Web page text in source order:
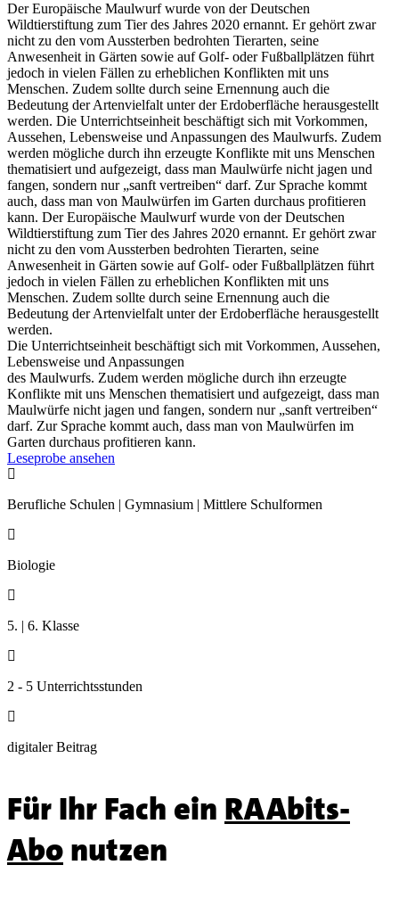
Der Europäische Maulwurf wurde von der Deutschen
Wildtierstiftung zum Tier des Jahres 2020 ernannt. Er gehört zwar
nicht zu den vom Aussterben bedrohten Tierarten, seine
Anwesenheit in Gärten sowie auf Golf- oder Fußballplätzen führt
jedoch in vielen Fällen zu erheblichen Konflikten mit uns
Menschen. Zudem sollte durch seine Ernennung auch die
Bedeutung der Artenvielfalt unter der Erdoberfläche herausgestellt
werden. Die Unterrichtseinheit beschäftigt sich mit Vorkommen,
Aussehen, Lebensweise und Anpassungen des Maulwurfs. Zudem
werden mögliche durch ihn erzeugte Konflikte mit uns Menschen
thematisiert und aufgezeigt, dass man Maulwürfe nicht jagen und
fangen, sondern nur „sanft vertreiben“ darf. Zur Sprache kommt
auch, dass man von Maulwürfen im Garten durchaus profitieren
kann. Der Europäische Maulwurf wurde von der Deutschen
Wildtierstiftung zum Tier des Jahres 2020 ernannt. Er gehört zwar
nicht zu den vom Aussterben bedrohten Tierarten, seine
Anwesenheit in Gärten sowie auf Golf- oder Fußballplätzen führt
jedoch in vielen Fällen zu erheblichen Konflikten mit uns
Menschen. Zudem sollte durch seine Ernennung auch die
Bedeutung der Artenvielfalt unter der Erdoberfläche herausgestellt
werden.
Die Unterrichtseinheit beschäftigt sich mit Vorkommen, Aussehen,
Lebensweise und Anpassungen
des Maulwurfs. Zudem werden mögliche durch ihn erzeugte
Konflikte mit uns Menschen thematisiert und aufgezeigt, dass man
Maulwürfe nicht jagen und fangen, sondern nur „sanft vertreiben“
darf. Zur Sprache kommt auch, dass man von Maulwürfen im
Garten durchaus profitieren kann.
Leseprobe ansehen

Berufliche Schulen | Gymnasium | Mittlere Schulformen

Biologie

5. | 6. Klasse

2 - 5 Unterrichtsstunden

digitaler Beitrag
Für Ihr Fach ein RAAbits-
Abonutzen